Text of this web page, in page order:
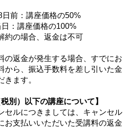
日前：講座価格の50%
：講座価格の100%
約の場合、返金は不可
の返金が発生する場合、すでにお
から、振込手数料を差し引いた金
ます。
別）以下の講座について】
セルにつきましては、キャンセル
お支払いいただいた受講料の返金